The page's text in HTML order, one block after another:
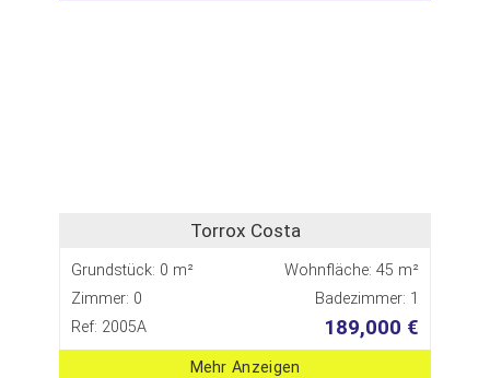
Torrox Costa
Grundstück: 0 m²
Wohnfläche: 45 m²
Zimmer: 0
Badezimmer: 1
Ref: 2005A
189,000 €
Mehr Anzeigen